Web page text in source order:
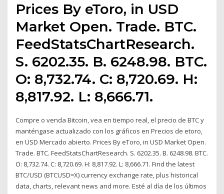
Prices By eToro, in USD
Market Open. Trade. BTC.
FeedStatsChartResearch.
S. 6202.35. B. 6248.98. BTC.
O: 8,732.74. C: 8,720.69. H:
8,817.92. L: 8,666.71.
Compre o venda Bitcoin, vea en tiempo real, el precio de BTC y
manténgase actualizado con los gráficos en Precios de etoro,
en USD Mercado abierto. Prices By eToro, in USD Market Open.
Trade. BTC. FeedStatsChartResearch. S. 6202.35. B. 6248.98. BTC.
O: 8,732.74. C: 8,720.69. H: 8,817.92. L: 8,666.71. Find the latest
BTC/USD (BTCUSD=X) currency exchange rate, plus historical
data, charts, relevant news and more. Esté al día de los últimos